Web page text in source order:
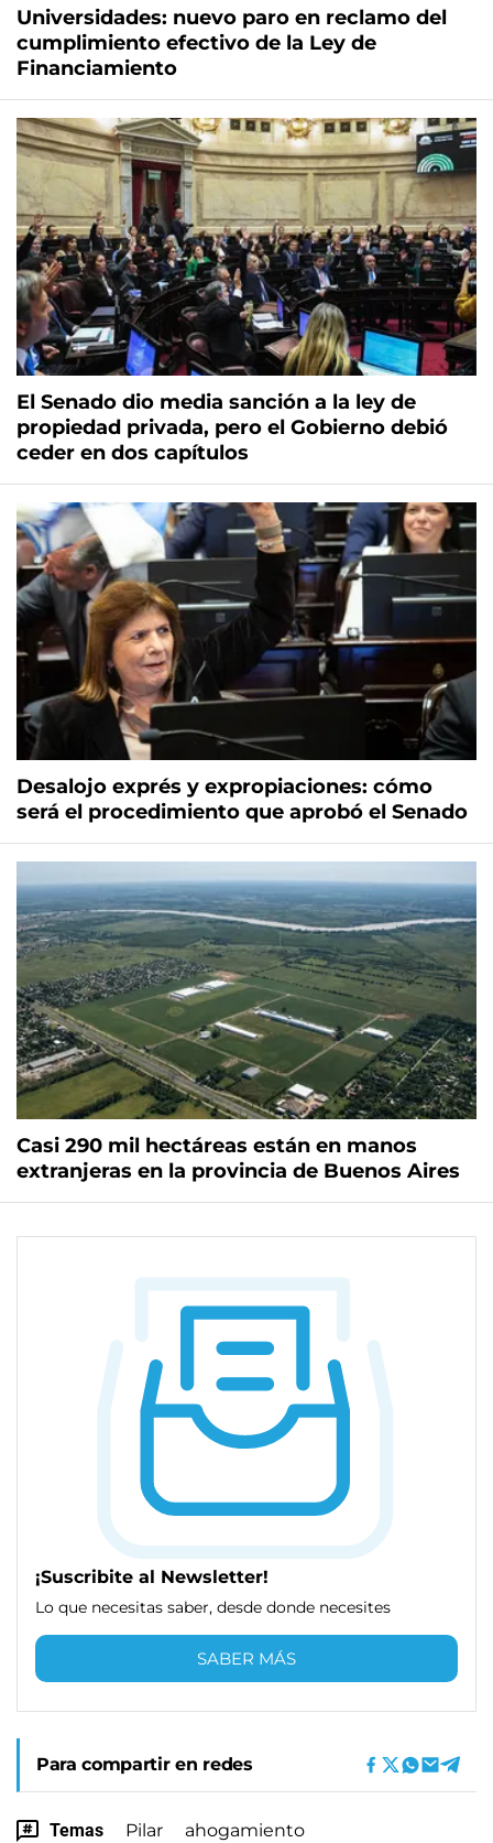
Universidades: nuevo paro en reclamo del
cumplimiento efectivo de la Ley de
Financiamiento
El Senado dio media sanción a la ley de
propiedad privada, pero el Gobierno debió
ceder en dos capítulos
Desalojo exprés y expropiaciones: cómo
será el procedimiento que aprobó el Senado
Casi 290 mil hectáreas están en manos
extranjeras en la provincia de Buenos Aires
¡Suscribite al Newsletter!
Lo que necesitas saber, desde donde necesites
SABER MÁS
Para compartir en redes
Temas Pilar ahogamiento